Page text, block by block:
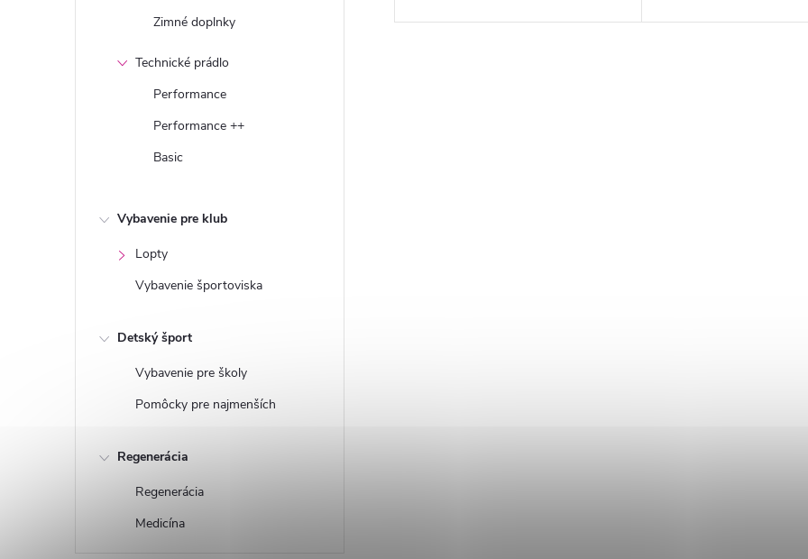
Zimné doplnky
Technické prádlo
Performance
Performance ++
Basic
Vybavenie pre klub
Lopty
Vybavenie športoviska
Detský šport
Vybavenie pre školy
Pomôcky pre najmenších
Regenerácia
Regenerácia
Medicína